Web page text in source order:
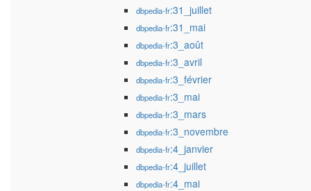
dbpedia-fr:31_juillet
dbpedia-fr:31_mai
dbpedia-fr:3_août
dbpedia-fr:3_avril
dbpedia-fr:3_février
dbpedia-fr:3_mai
dbpedia-fr:3_mars
dbpedia-fr:3_novembre
dbpedia-fr:4_janvier
dbpedia-fr:4_juillet
dbpedia-fr:4_mai